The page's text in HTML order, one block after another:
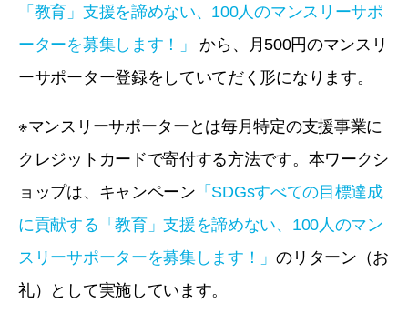
「教育」支援を諦めない、100人のマンスリーサポ
ーターを募集します！」
から、月500円のマンスリ
ーサポーター登録をしていてだく形になります。
※マンスリーサポーターとは毎月特定の支援事業に
クレジットカードで寄付する方法です。本ワークシ
ョップは、キャンペーン 「SDGsすべての目標達成
に貢献する「教育」支援を諦めない、100人のマン
スリーサポーターを募集します！」のリターン（お
礼）として実施しています。